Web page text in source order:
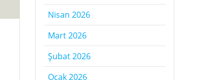
Nisan 2026
Mart 2026
Şubat 2026
Ocak 2026